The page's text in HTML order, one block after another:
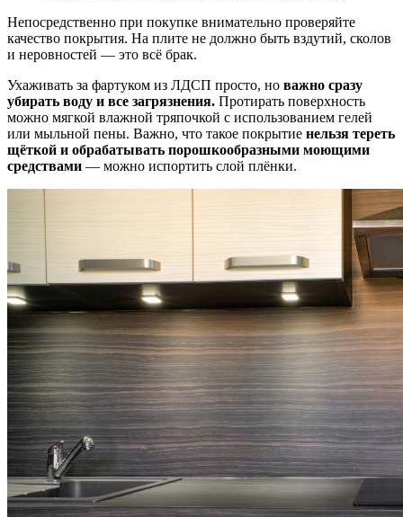
Непосредственно при покупке внимательно проверяйте
качество покрытия. На плите не должно быть вздутий, сколов
и неровностей — это всё брак.
Ухаживать за фартуком из ЛДСП просто, но важно сразу
убирать воду и все загрязнения. Протирать поверхность
можно мягкой влажной тряпочкой с использованием гелей
или мыльной пены. Важно, что такое покрытие нельзя тереть
щёткой и обрабатывать порошкообразными моющими
средствами — можно испортить слой плёнки.